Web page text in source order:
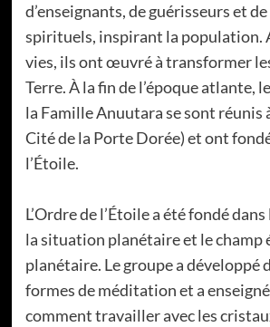
d’enseignants, de guérisseurs et
spirituels, inspirant la population.
vies, ils ont œuvré à transformer
Terre. À la fin de l’époque atlante,
la Famille Anuutara se sont réunis
Cité de la Porte Dorée) et ont
l’Étoile.
L’Ordre de l’Étoile a été fondé
la situation planétaire et le champ
planétaire. Le groupe a développé
formes de méditation et a
comment travailler avec les